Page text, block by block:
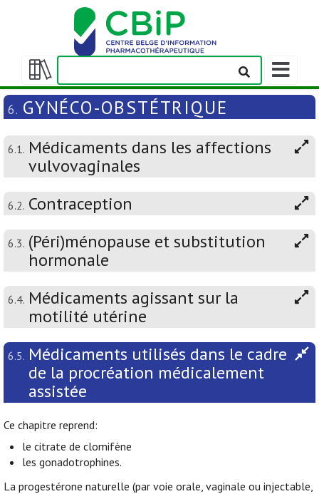
Afficher/masquer
la
table
matières
Afficher/
la
barre
navigation
6. GYNÉCO-OBSTÉTRIQUE
6.1. Médicaments dans les affections
vulvovaginales
6.2. Contraception
6.3. (Péri)ménopause et substitution
hormonale
6.4. Médicaments agissant sur la
motilité utérine
6.5. Médicaments utilisés dans le cadre
de la procréation médicalement
assistée
Ce chapitre reprend:
le citrate de clomifène
les gonadotrophines.
La progestérone naturelle (par voie orale, vaginale ou injectable,